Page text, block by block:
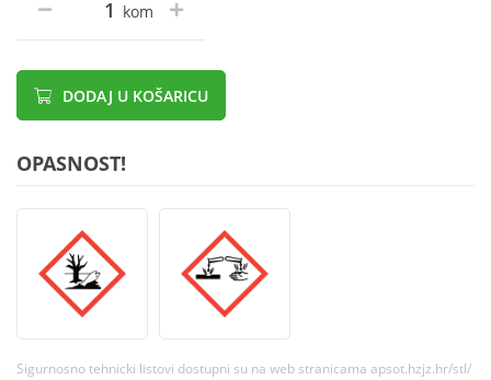
kom
DODAJ U KOŠARICU
OPASNOST!
Sigurnosno tehnicki listovi dostupni su na web stranicama apsot.hzjz.hr/stl/